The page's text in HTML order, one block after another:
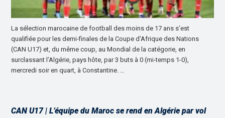
La sélection marocaine de football des moins de 17 ans s’est
qualifiée pour les demi-finales de la Coupe d’Afrique des Nations
(CAN U17) et, du même coup, au Mondial de la catégorie, en
surclassant l’Algérie, pays hôte, par 3 buts à 0 (mi-temps 1-0),
mercredi soir en quart, à Constantine. …
CAN U17 | L’équipe du Maroc se rend en Algérie par vol